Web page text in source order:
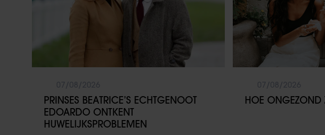
PRINSES BEATRICE’S ECHTGENOOT
EDOARDO ONTKENT
HUWELIJKSPROBLEMEN
HOE ONGEZOND